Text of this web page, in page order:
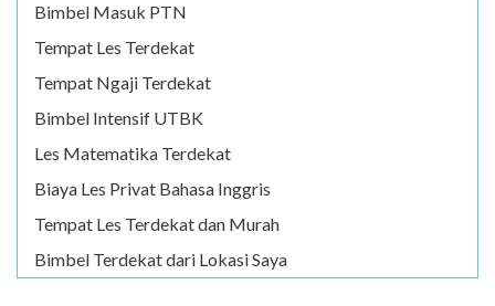
Bimbel Masuk PTN
Tempat Les Terdekat
Tempat Ngaji Terdekat
Bimbel Intensif UTBK
Les Matematika Terdekat
Biaya Les Privat Bahasa Inggris
Tempat Les Terdekat dan Murah
Bimbel Terdekat dari Lokasi Saya